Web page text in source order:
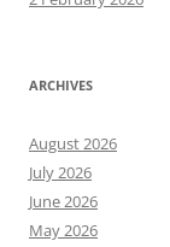
ARCHIVES
August 2026
July 2026
June 2026
May 2026